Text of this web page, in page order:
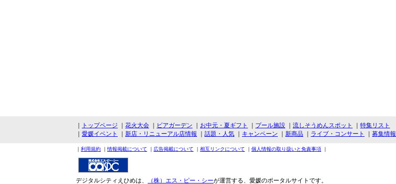
トップページ 花火大会 ビアガーデン お中元・夏ギフト プール施設 流しそうめんスポット
特集リスト
愛媛イベント 新店・リニューアル店情報 話題・人気 キャンペーン 新商品 ライブ・コンサート 募集情報
｜ 利用規約 ｜ 情報掲載について ｜ 広告掲載について ｜ 相互リンクについて ｜ 個人情報の取り扱いと免責事項 ｜
デジタルシティえひめは、 （株）エス・ピー・シーが運営する、愛媛のポータルサイトです。